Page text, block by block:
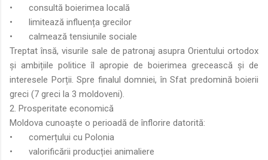
•
consultă boierimea locală
•
limitează influența grecilor
•
calmează tensiunile sociale
Treptat însă, visurile sale de patronaj asupra Orientului ortodox
și ambițiile politice îl apropie de boierimea grecească și de
interesele Porții. Spre finalul domniei, în Sfat predomină boierii
greci (7 greci la 3 moldoveni).
2. Prosperitate economică
Moldova cunoaște o perioadă de înflorire datorită:
•
comerțului cu Polonia
•
valorificării producției animaliere